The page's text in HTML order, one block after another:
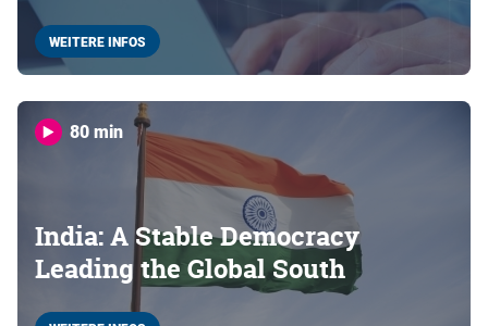
WEITERE INFOS
80 min
India: A Stable Democracy
Leading the Global South